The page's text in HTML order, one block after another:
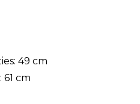
49 cm
cm